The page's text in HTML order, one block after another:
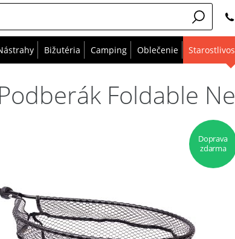
Bižutéria Camping Oblečenie
Foldable
Doprava
zdarma